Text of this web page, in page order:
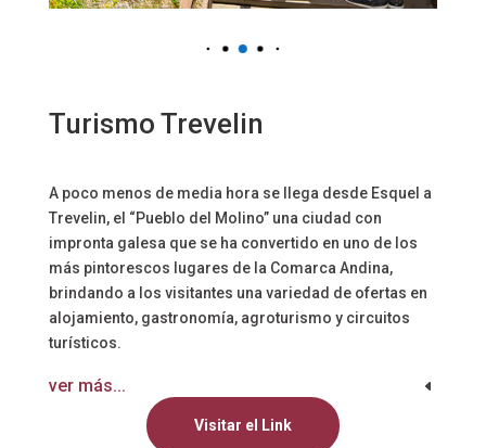
Turismo Trevelin
A poco menos de media hora se llega desde Esquel a
Trevelin, el “Pueblo del Molino” una ciudad con
impronta galesa que se ha convertido en uno de los
más pintorescos lugares de la Comarca Andina,
brindando a los visitantes una variedad de ofertas en
alojamiento, gastronomía, agroturismo y circuitos
turísticos.
ver más...
Visitar el Link